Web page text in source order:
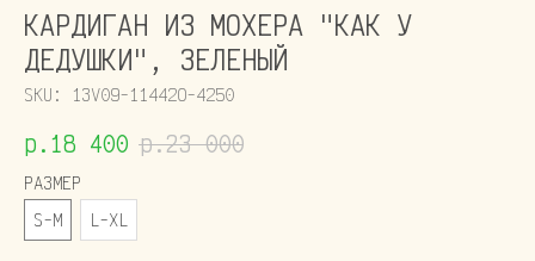
КАРДИГАН ИЗ МОХЕРА "КАК У
ДЕДУШКИ", ЗЕЛЕНЫЙ
SKU: 13V09-11442O-4250
р. 18 400 р.23 000
РАЗМЕР
S-M
L-XL